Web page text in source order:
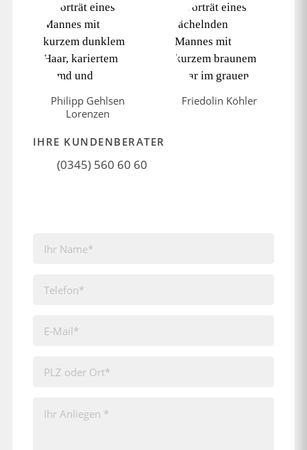
Philipp Gehlsen
Lorenzen
Friedolin Köhler
IHRE KUNDENBERATER
(0345) 560 60 60